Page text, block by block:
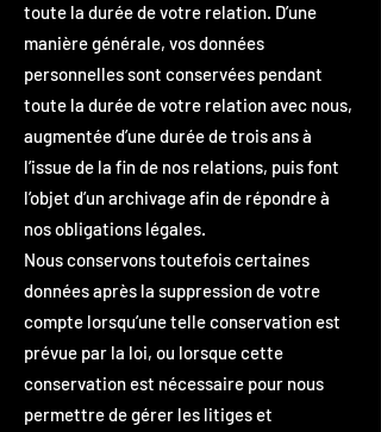
toute la durée de votre relation. D’une
manière générale, vos données
personnelles sont conservées pendant
toute la durée de votre relation avec nous,
augmentée d’une durée de trois ans à
l’issue de la fin de nos relations, puis font
l’objet d’un archivage afin de répondre à
nos obligations légales.
Nous conservons toutefois certaines
données après la suppression de votre
compte lorsqu’une telle conservation est
prévue par la loi, ou lorsque cette
conservation est nécessaire pour nous
permettre de gérer les litiges et